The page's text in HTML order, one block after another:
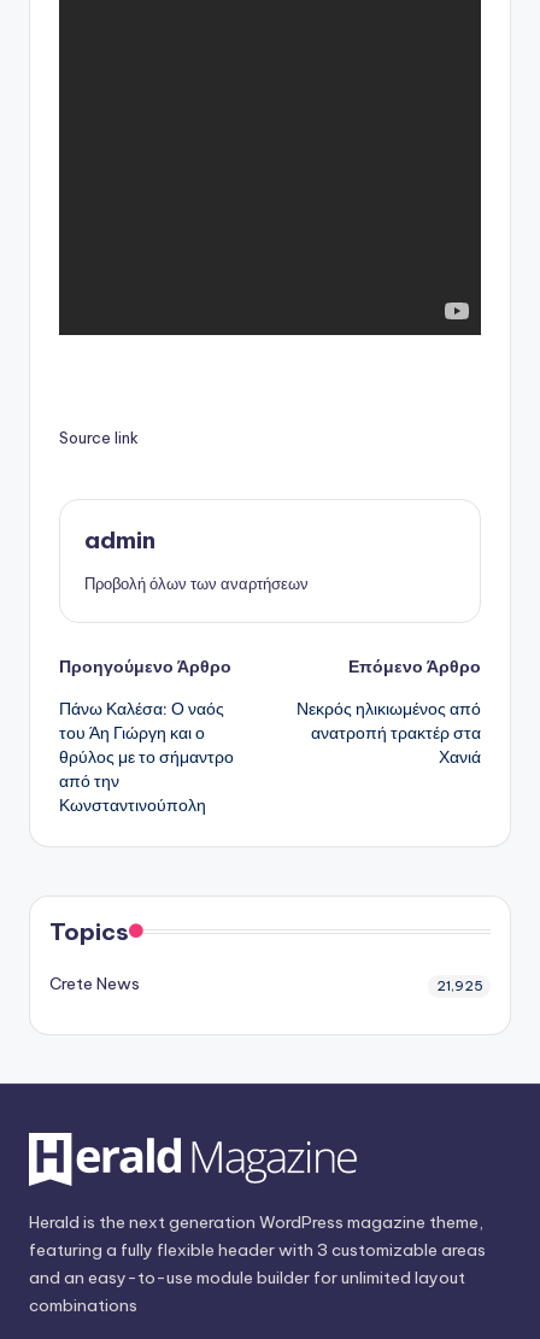
Source link
admin
Προβολή όλων των αναρτήσεων
Πλοήγηση
δημοσιεύσεων
Προηγούμενο Άρθρο
Πάνω Καλέσα: Ο ναός
του Άη Γιώργη και ο
θρύλος με το σήμαντρο
από την
Κωνσταντινούπολη
Επόμενο Άρθρο
Νεκρός ηλικιωμένος από
ανατροπή τρακτέρ στα
Χανιά
Topics
Crete News 21,925
Herald is the next generation WordPress magazine theme,
featuring a fully flexible header with 3 customizable areas
and an easy-to-use module builder for unlimited layout
combinations